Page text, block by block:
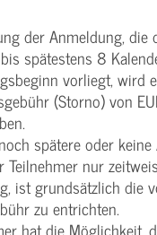
der Anmeldung, die
spätestens 8
vorliegt, wird
(Storno) von
spätere oder
Teilnehmer nur
ist grundsätzlich die
zu entrichten.